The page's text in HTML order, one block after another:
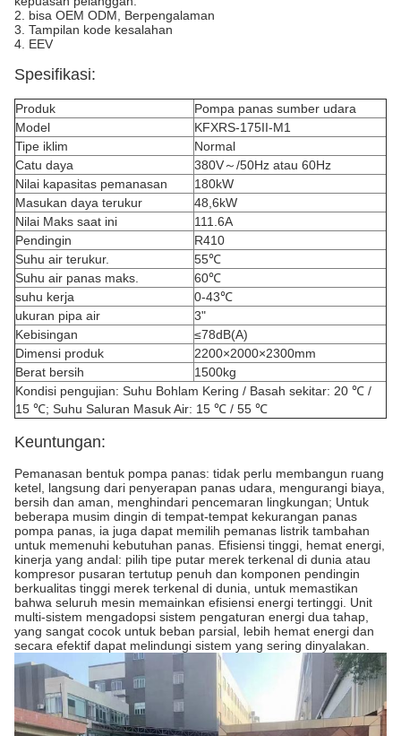
2. bisa OEM ODM, Berpengalaman
3. Tampilan kode kesalahan
4. EEV
Spesifikasi:
Produk
Pompa panas sumber udara
Model
KFXRS-175II-M1
Tipe iklim
Normal
Catu daya
380V～/50Hz atau 60Hz
Nilai kapasitas pemanasan
180kW
Masukan daya terukur
48,6kW
Nilai Maks saat ini
111.6A
Pendingin
R410
Suhu air terukur.
55℃
Suhu air panas maks.
60℃
suhu kerja
0-43℃
ukuran pipa air
3"
Kebisingan
≤78dB(A)
Dimensi produk
2200×2000×2300mm
Berat bersih
1500kg
Kondisi pengujian: Suhu Bohlam Kering / Basah sekitar: 20 ℃ /
15 ℃; Suhu Saluran Masuk Air: 15 ℃ / 55 ℃
Keuntungan:
Pemanasan bentuk pompa panas: tidak perlu membangun ruang
ketel, langsung dari penyerapan panas udara, mengurangi biaya,
bersih dan aman, menghindari pencemaran lingkungan; Untuk
beberapa musim dingin di tempat-tempat kekurangan panas
pompa panas, ia juga dapat memilih pemanas listrik tambahan
untuk memenuhi kebutuhan panas. Efisiensi tinggi, hemat energi,
kinerja yang andal: pilih tipe putar merek terkenal di dunia atau
kompresor pusaran tertutup penuh dan komponen pendingin
berkualitas tinggi merek terkenal di dunia, untuk memastikan
bahwa seluruh mesin memainkan efisiensi energi tertinggi. Unit
multi-sistem mengadopsi sistem pengaturan energi dua tahap,
yang sangat cocok untuk beban parsial, lebih hemat energi dan
secara efektif dapat melindungi sistem yang sering dinyalakan.